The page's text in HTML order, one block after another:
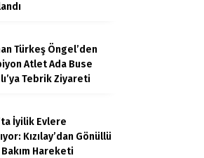
Türkeş Öngel’den
Atlet Ada Buse
Tebrik Ziyareti
İyilik Evlere
Kızılay’dan Gönüllü
Hareketi